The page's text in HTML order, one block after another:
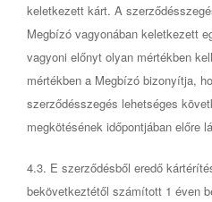
keletkezett kárt. A
Megbízó vagyonában keletkezett
vagyoni előnyt olyan mértékben
mértékben a Megbízó bizonyítja,
szerződésszegés lehetséges
megkötésének időpontjában előre
4.3. E szerződésből eredő
bekövetkeztétől számított 1 éven